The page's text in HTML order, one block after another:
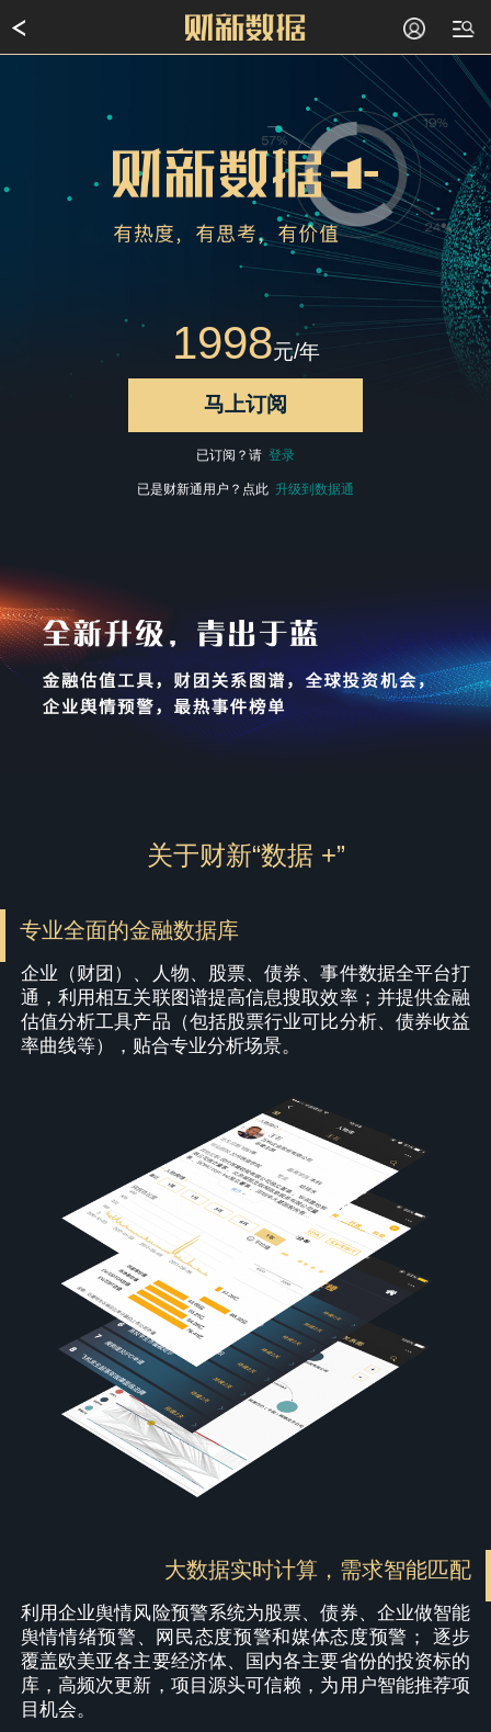
1998元/年
马上订阅
已订阅？请 登录
已是财新通用户？点此 升级到数据通
关于财新“数据 +”
专业全面的金融数据库
企业（财团）、人物、股票、债券、事件数据全平台打
通，利用相互关联图谱提高信息搜取效率；并提供金融
估值分析工具产品（包括股票行业可比分析、债券收益
率曲线等），贴合专业分析场景。
大数据实时计算，需求智能匹配
利用企业舆情风险预警系统为股票、债券、企业做智能
舆情情绪预警、网民态度预警和媒体态度预警； 逐步
覆盖欧美亚各主要经济体、国内各主要省份的投资标的
库，高频次更新，项目源头可信赖，为用户智能推荐项
目机会。